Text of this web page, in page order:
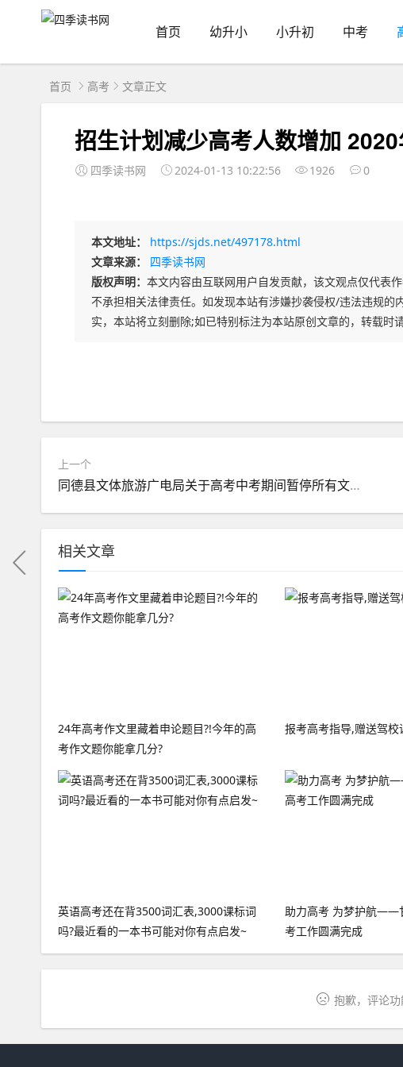
首页 幼升小 小升初 中考
首页 高考 文章正文
招生计划减少高考人数增加
四季读书网 2024-01-13 10:22:56 1926 0
本文地址：
https://sjds.net/497178.html
文章来源：
四季读书网
版权声明： 本文内容由互联网用户自发贡献，该文观点仅代表
不承担相关法律责任。如发现本站有涉嫌抄袭侵权/违法违规
实，本站将立刻删除;如已特别标注为本站原创文章的，转载时
上一个
同德县文体旅游广电局关于高考中考期间暂停所有文艺演出活动的温馨提示
相关文章
24年高考作文里藏着申论题目?!今年的高
考作文题你能拿几分?
报考高考指导,赠送驾校
英语高考还在背3500词汇表,3000课标词
吗?最近看的一本书可能对你有点启发~
助力高考 为梦护航——
考工作圆满完成
抱歉，评论